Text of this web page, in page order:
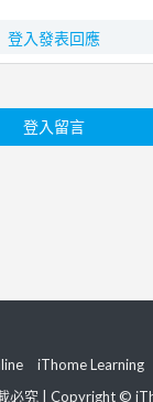
登入發表回應
登入留言
iThome Learning
必究 | Copyright ©